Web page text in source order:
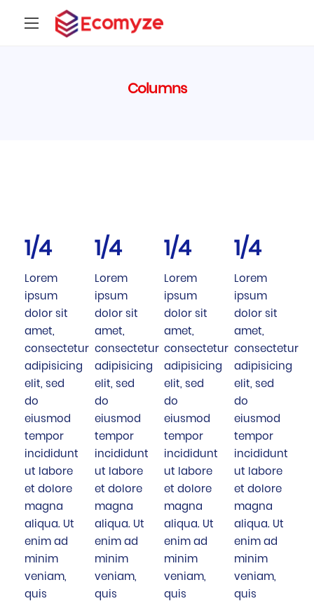
Columns
1/4
Lorem
ipsum
dolor sit
amet,
consectetur
adipisicing
elit, sed
do
eiusmod
tempor
incididunt
ut labore
et dolore
magna
aliqua. Ut
enim ad
minim
veniam,
quis
1/4
Lorem
ipsum
dolor sit
amet,
consectetur
adipisicing
elit, sed
do
eiusmod
tempor
incididunt
ut labore
et dolore
magna
aliqua. Ut
enim ad
minim
veniam,
quis
1/4
Lorem
ipsum
dolor sit
amet,
consectetur
adipisicing
elit, sed
do
eiusmod
tempor
incididunt
ut labore
et dolore
magna
aliqua. Ut
enim ad
minim
veniam,
quis
1/4
Lorem
ipsum
dolor sit
amet,
consectetur
adipisicing
elit, sed
do
eiusmod
tempor
incididunt
ut labore
et dolore
magna
aliqua. Ut
enim ad
minim
veniam,
quis